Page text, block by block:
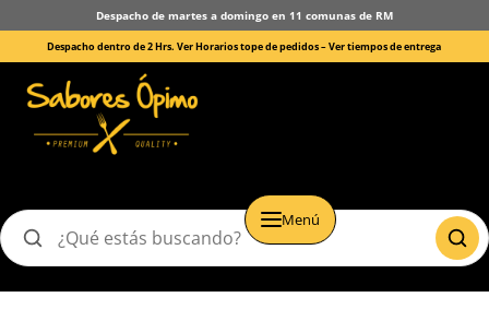
Despacho de martes a domingo en 11 comunas de RM
Despacho dentro de 2 Hrs. Ver Horarios tope de pedidos –Ver tiempos de entrega
Menú
Buscar